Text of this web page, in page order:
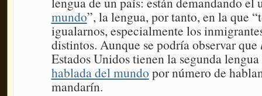
mundo”, la lengua, por tanto, en la que
igualarnos, especialmente los
distintos. Aunque se podría observar que
Estados Unidos tienen la segunda
hablada del mundo por número de
mandarín.